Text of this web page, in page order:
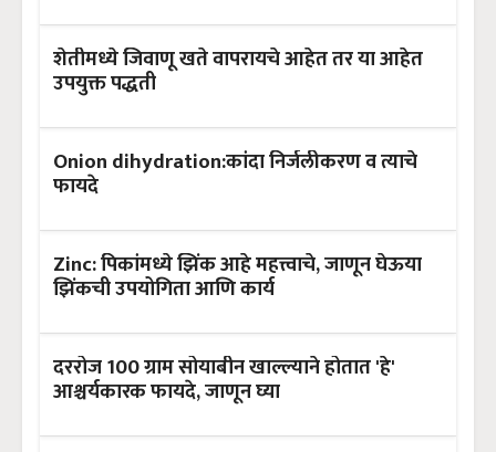
शेतीमध्ये जिवाणू खते वापरायचे आहेत तर या आहेत
उपयुक्त पद्धती
Onion dihydration:कांदा निर्जलीकरण व त्याचे
फायदे
Zinc: पिकांमध्ये झिंक आहे महत्त्वाचे, जाणून घेऊया
झिंकची उपयोगिता आणि कार्य
दररोज 100 ग्राम सोयाबीन खाल्ल्याने होतात 'हे'
आश्चर्यकारक फायदे, जाणून घ्या